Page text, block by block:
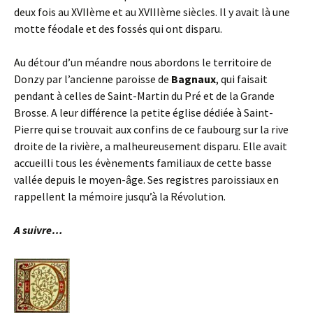
deux fois au XVIIème et au XVIIIème siècles. Il y avait là une
motte féodale et des fossés qui ont disparu.
Au détour d’un méandre nous abordons le territoire de
Donzy par l’ancienne paroisse de Bagnaux, qui faisait
pendant à celles de Saint-Martin du Pré et de la Grande
Brosse. A leur différence la petite église dédiée à Saint-
Pierre qui se trouvait aux confins de ce faubourg sur la rive
droite de la rivière, a malheureusement disparu. Elle avait
accueilli tous les évènements familiaux de cette basse
vallée depuis le moyen-âge. Ses registres paroissiaux en
rappellent la mémoire jusqu’à la Révolution.
A suivre…